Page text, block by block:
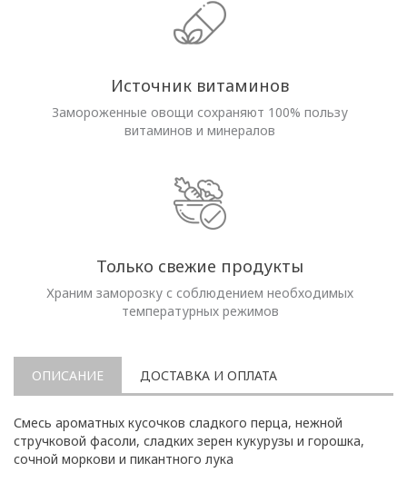
Источник витаминов
Замороженные овощи сохраняют 100% пользу
витаминов и минералов
Только свежие продукты
Храним заморозку с соблюдением необходимых
температурных режимов
ОПИСАНИЕ ДОСТАВКА И ОПЛАТА
Смесь ароматных кусочков сладкого перца, нежной
стручковой фасоли, сладких зерен кукурузы и горошка,
сочной моркови и пикантного лука